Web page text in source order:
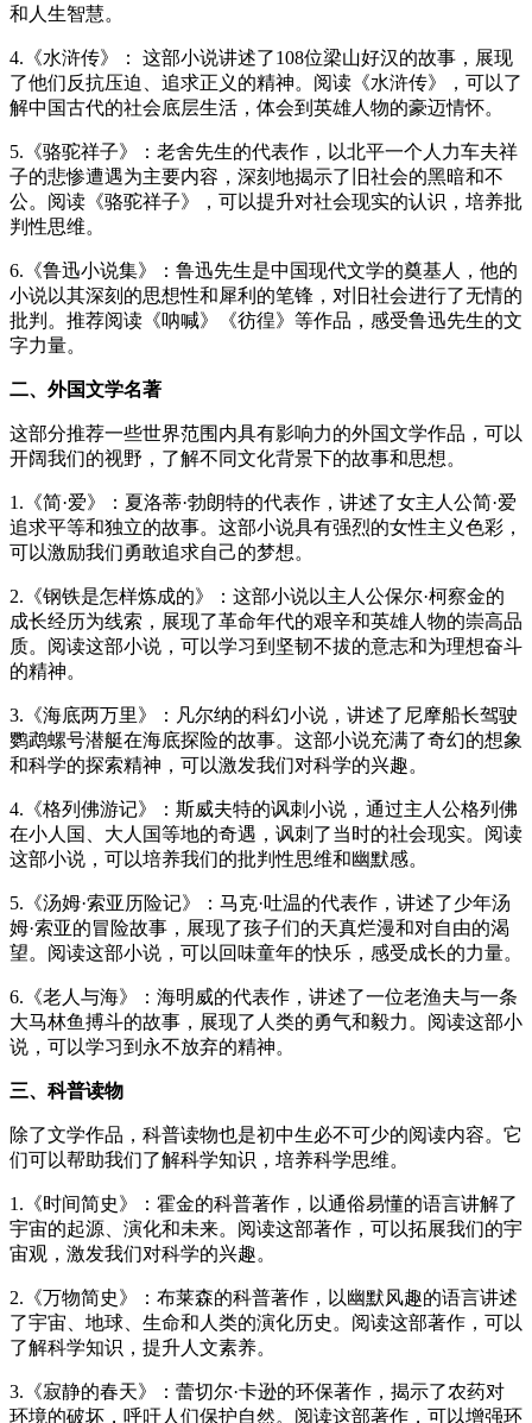
和人生智慧。
4.《水浒传》： 这部小说讲述了108位梁山好汉的故事，展现
了他们反抗压迫、追求正义的精神。阅读《水浒传》，可以了
解中国古代的社会底层生活，体会到英雄人物的豪迈情怀。
5.《骆驼祥子》：老舍先生的代表作，以北平一个人力车夫祥
子的悲惨遭遇为主要内容，深刻地揭示了旧社会的黑暗和不
公。阅读《骆驼祥子》，可以提升对社会现实的认识，培养批
判性思维。
6.《鲁迅小说集》：鲁迅先生是中国现代文学的奠基人，他的
小说以其深刻的思想性和犀利的笔锋，对旧社会进行了无情的
批判。推荐阅读《呐喊》《彷徨》等作品，感受鲁迅先生的文
字力量。
二、外国文学名著
这部分推荐一些世界范围内具有影响力的外国文学作品，可以
开阔我们的视野，了解不同文化背景下的故事和思想。
1.《简·爱》：夏洛蒂·勃朗特的代表作，讲述了女主人公简·爱
追求平等和独立的故事。这部小说具有强烈的女性主义色彩，
可以激励我们勇敢追求自己的梦想。
2.《钢铁是怎样炼成的》：这部小说以主人公保尔·柯察金的
成长经历为线索，展现了革命年代的艰辛和英雄人物的崇高品
质。阅读这部小说，可以学习到坚韧不拔的意志和为理想奋斗
的精神。
3.《海底两万里》：凡尔纳的科幻小说，讲述了尼摩船长驾驶
鹦鹉螺号潜艇在海底探险的故事。这部小说充满了奇幻的想象
和科学的探索精神，可以激发我们对科学的兴趣。
4.《格列佛游记》：斯威夫特的讽刺小说，通过主人公格列佛
在小人国、大人国等地的奇遇，讽刺了当时的社会现实。阅读
这部小说，可以培养我们的批判性思维和幽默感。
5.《汤姆·索亚历险记》：马克·吐温的代表作，讲述了少年汤
姆·索亚的冒险故事，展现了孩子们的天真烂漫和对自由的渴
望。阅读这部小说，可以回味童年的快乐，感受成长的力量。
6.《老人与海》：海明威的代表作，讲述了一位老渔夫与一条
大马林鱼搏斗的故事，展现了人类的勇气和毅力。阅读这部小
说，可以学习到永不放弃的精神。
三、科普读物
除了文学作品，科普读物也是初中生必不可少的阅读内容。它
们可以帮助我们了解科学知识，培养科学思维。
1.《时间简史》：霍金的科普著作，以通俗易懂的语言讲解了
宇宙的起源、演化和未来。阅读这部著作，可以拓展我们的宇
宙观，激发我们对科学的兴趣。
2.《万物简史》：布莱森的科普著作，以幽默风趣的语言讲述
了宇宙、地球、生命和人类的演化历史。阅读这部著作，可以
了解科学知识，提升人文素养。
3.《寂静的春天》：蕾切尔·卡逊的环保著作，揭示了农药对
环境的破坏，呼吁人们保护自然。阅读这部著作，可以增强环